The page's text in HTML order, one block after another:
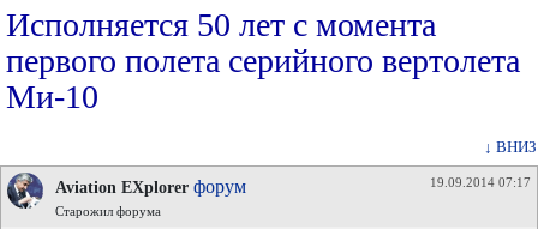
Исполняется 50 лет с момента
первого полета серийного вертолета
Ми-10
↓ ВНИЗ
Aviation EXplorer форум
Старожил форума
19.09.2014 07:17